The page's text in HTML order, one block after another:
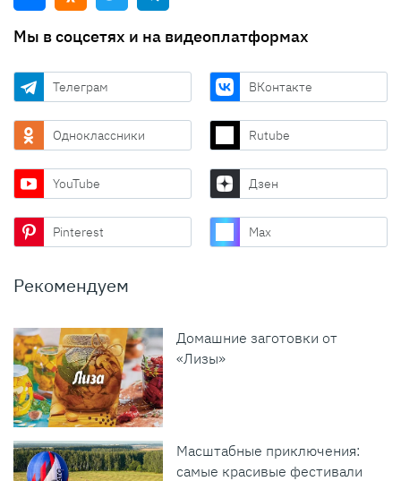
Мы в соцсетях и на видеоплатформах
Телеграм ВКонтакте
Одноклассники Rutube
YouTube Дзен
Pinterest Max
Рекомендуем
Домашние заготовки от
«Лизы»
Масштабные приключения:
самые красивые фестивали